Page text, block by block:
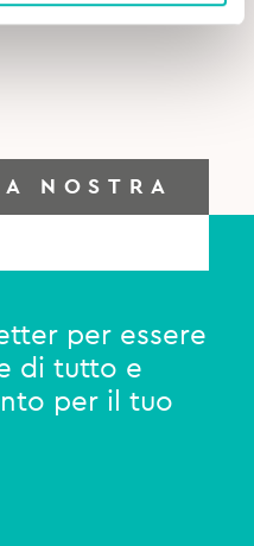
NOSTRA
per essere
di tutto e
per il tuo